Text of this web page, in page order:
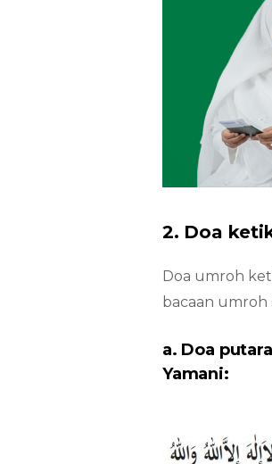
2. Doa
Doa umroh
bacaan
a. Doa
Yamani: